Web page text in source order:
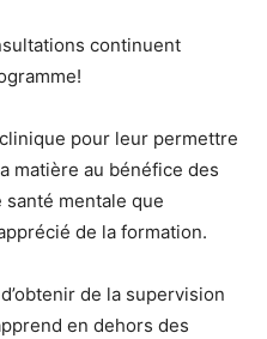
continuent
pour leur permettre
matière au bénéfice des
mentale que
de la formation.
de la supervision
en dehors des